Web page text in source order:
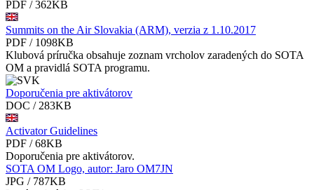
PDF / 362KB
Summits on the Air Slovakia (ARM), verzia z 1.10.2017
PDF / 1098KB
Klubová príručka obsahuje zoznam vrcholov zaradených do SOTA
OM a pravidlá SOTA programu.
Doporučenia pre aktivátorov
DOC / 283KB
Activator Guidelines
PDF / 68KB
Doporučenia pre aktivátorov.
SOTA OM Logo, autor: Jaro OM7JN
JPG / 787KB